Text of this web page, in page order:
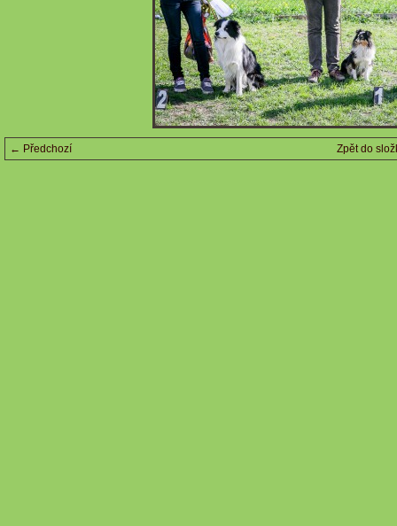
← Předchozí Zpět do